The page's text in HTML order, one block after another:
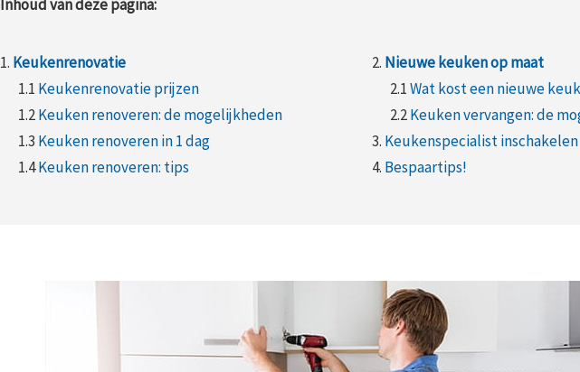
Inhoud van deze pagina:
1. Keukenrenovatie
1.1 Keukenrenovatie prijzen
1.2Keuken renoveren: de mogelijkheden
1.3 Keuken renoveren in 1 dag
1.4Keuken renoveren: tips
2. Nieuwe keuken op maat
2.1Wat kost een nieuwe
2.2Keuken vervangen: de
3. Keukenspecialist inschakelen
4. Bespaartips!